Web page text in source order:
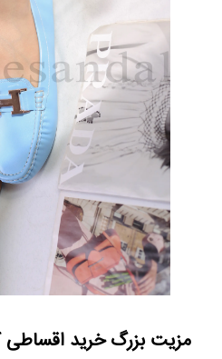
مزیت بزرگ خرید اقساطی